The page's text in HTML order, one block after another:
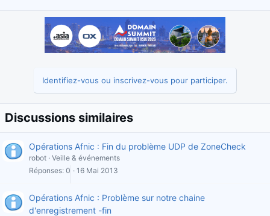
Identifiez-vous ou inscrivez-vous pour participer.
Discussions similaires
Opérations Afnic : Fin du problème UDP de ZoneCheck
robot Veille & événements
Réponses 0 16 Mai 2013
Opérations Afnic : Problème sur notre chaine
d'enregistrement -fin